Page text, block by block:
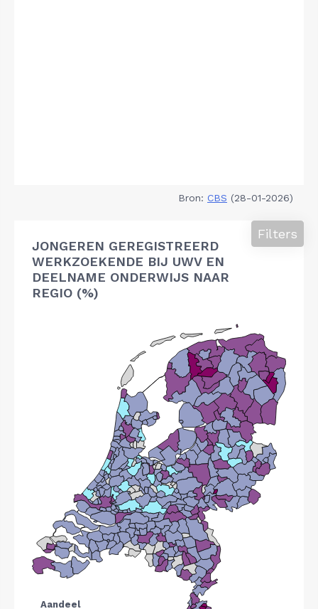
Bron: CBS (28-01-2026)
JONGEREN GEREGISTREERD
WERKZOEKENDE BIJ UWV EN
DEELNAME ONDERWIJS NAAR
REGIO (%)
Filters